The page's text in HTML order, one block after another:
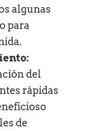
algunas
para
del
rápidas
de